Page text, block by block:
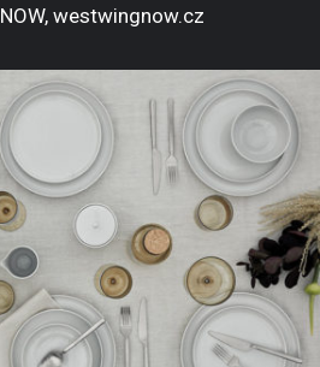
westwingnow.cz